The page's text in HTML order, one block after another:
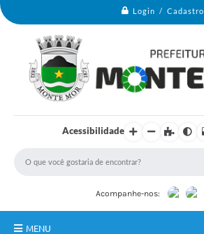
Login / Cadastro
Acessibilidade
Acompanhe-nos:
MENU